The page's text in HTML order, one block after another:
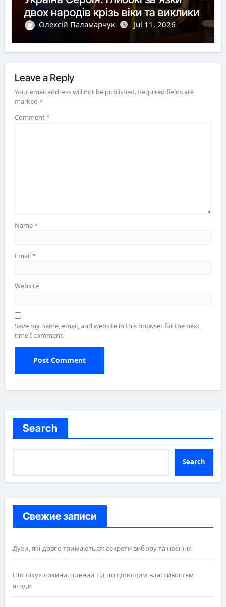
двох народів крізь віки та виклики
Олексій Паламарчук Jul 11, 2026
Leave a Reply
Your email address will not be published. Required fields are
marked*
Comment*
Name*
Email*
Website
Save my name, email, and website in this browser for the next
time I comment.
Search
Search
Свежие записи
Духи, які довго тримаються: секрети вибору та носіння
Що лікує лохина: повний гід по цілющим властивостям
ягоди